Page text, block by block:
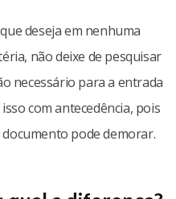
deseja em nenhuma
não deixe de pesquisar
necessário para a entrada
com antecedência, pois
pode demorar.